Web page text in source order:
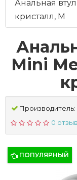
Анальная
кристалл, M
Mini
Производитель:
0
ПОПУЛЯРНЫЙ